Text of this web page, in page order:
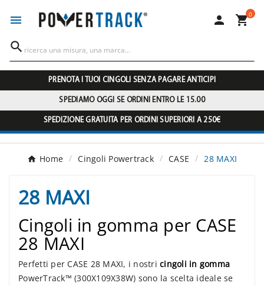
  0

PRENOTA I TUOI CINGOLI SENZA PAGARE ANTICIPI
SPEDIAMO OGGI SE ORDINI ENTRO LE 15.00
SPEDIZIONE GRATUITA PER ORDINI SUPERIORI A 250€
Home Cingoli Powertrack CASE 28 MAXI
28 MAXI
Cingoli in gomma per CASE
28 MAXI
Perfetti per CASE 28 MAXI, i nostri cingoli in gomma
PowerTrack™ (300X109X38W) sono la scelta ideale se